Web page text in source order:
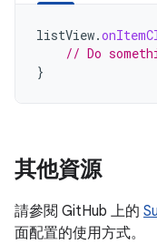
listView.
// Do
}
其他資源
請參閱 GitHub 上的
面配置的使用方式。